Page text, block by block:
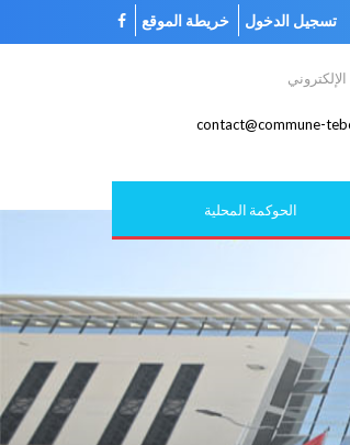
تسجيل الدخول خريطة الموقع
الإلكتروني
contact@commune-
الحوكمة المحلية